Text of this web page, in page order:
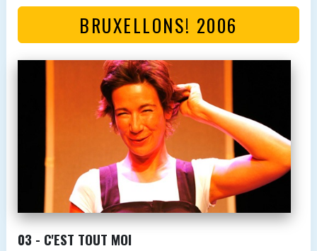
BRUXELLONS! 2006
03 - C'EST TOUT MOI